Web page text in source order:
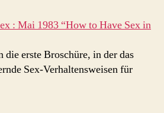
: Mai 1983 “How to Have Sex in
erste Broschüre, in der das
Sex-Verhaltensweisen für